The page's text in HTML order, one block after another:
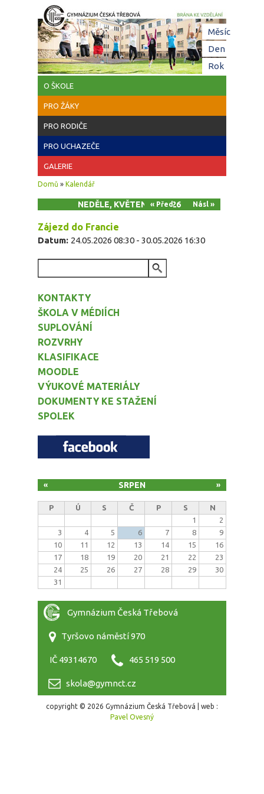
Přejít k hlavnímu obsahu
O ŠKOLE
PRO ŽÁKY
PRO RODIČE
PRO UCHAZEČE
GALERIE
Jste zde
Domů » Kalendář
NEDĚLE, KVĚTEN 24, 2026
« Před Násl »
Zájezd do Francie
Datum: 24.05.2026 08:30 - 30.05.2026 16:30
KONTAKTY
ŠKOLA V MÉDIÍCH
SUPLOVÁNÍ
ROZVRHY
KLASIFIKACE
MOODLE
VÝUKOVÉ MATERIÁLY
DOKUMENTY KE STAŽENÍ
SPOLEK
SRPEN
« »
P Ú S Č P S
N
1
2
3
4 5 6 7 8
9
10
11 12 13 14 15
16
17
18 19 20 21 22
23
24
25 26 27 28 29
30
31
Gymnázium Česká Třebová
Tyršovo náměstí 970
IČ 49314670 465 519 500
skola@gymnct.cz
copyright © 2026 Gymnázium Česká Třebová | web :
Pavel Ovesný
Měsíc
Den(aktivní
Rok